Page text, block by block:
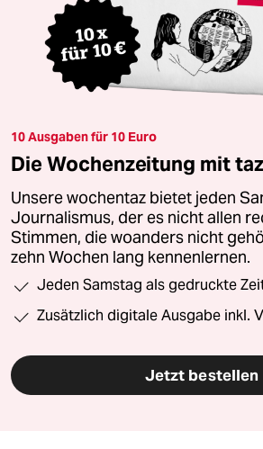
10 Ausgaben für 10 Euro
Die Wochenzeitung mit
Unsere wochentaz bietet jeden
Journalismus, der es nicht allen
Stimmen, die woanders nicht
zehn Wochen lang kennenlernen.
Jeden Samstag als gedruckte
Zusätzlich digitale Ausgabe inkl.
Jetzt bestellen